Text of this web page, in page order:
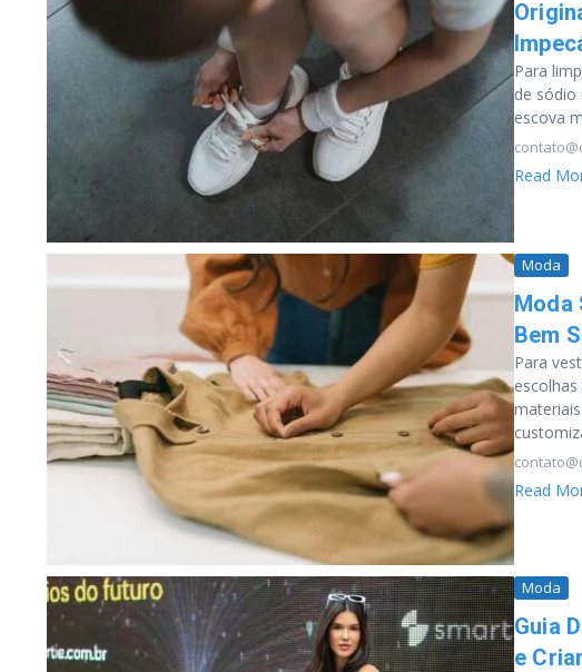
Para
de sódio
escova
Read
Moda
Moda
Bem
Para
Read
Moda
Guia
e